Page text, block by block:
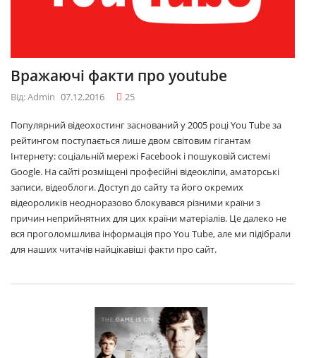
Вражаючі факти про youtube
Від: Admin 07.12.2016 25
Популярний відеохостинг заснований у 2005 році You Tube за
рейтингом поступається лише двом світовим гігантам
Інтернету: соціальній мережі Facebook і пошуковій системі
Google. На сайті розміщені професійні відеокліпи, аматорські
записи, відеоблоги. Доступ до сайту та його окремих
відеороликів неодноразово блокувався різними країни з
причин неприйнятних для цих країни матеріалів. Це далеко не
вся проголомшлива інформація про You Tube, але ми підібрали
для наших читачів найцікавіші факти про сайт.